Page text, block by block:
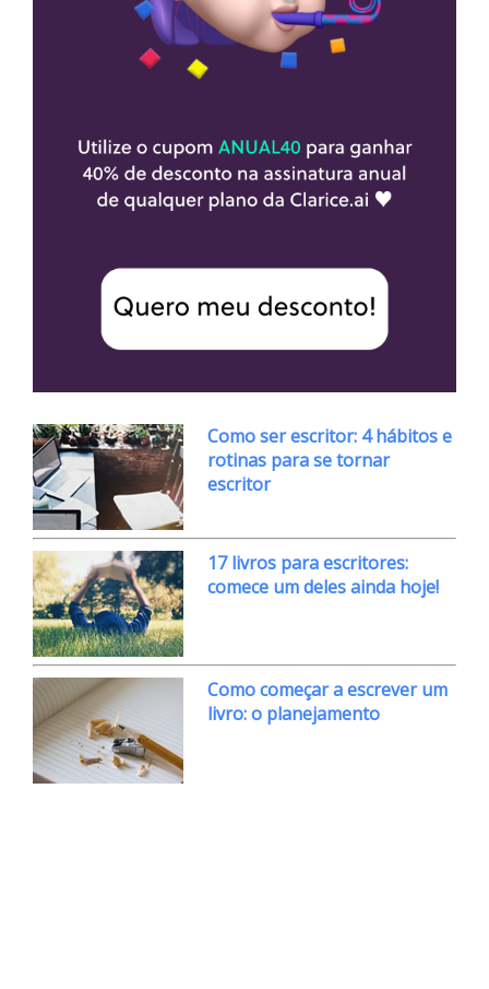
Como ser escritor: 4 hábitos e
rotinas para se tornar
escritor
17 livros para escritores:
comece um deles ainda hoje!
Como começar a escrever um
livro: o planejamento